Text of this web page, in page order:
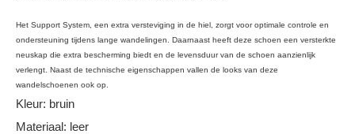
Het Support System, een extra versteviging in de hiel, zorgt voor optimale controle en
ondersteuning tijdens lange wandelingen. Daarnaast heeft deze schoen een versterkte
neuskap die extra bescherming biedt en de levensduur van de schoen aanzienlijk
verlengt. Naast de technische eigenschappen vallen de looks van deze
wandelschoenen ook op.
Kleur: bruin
Materiaal: leer